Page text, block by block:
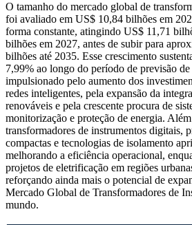
O tamanho do mercado global de
foi avaliado em US$ 10,84 bilhões em
forma constante, atingindo US$ 11,71
bilhões em 2027, antes de subir para
bilhões até 2035. Esse crescimento
7,99% ao longo do período de previsão
impulsionado pelo aumento dos
redes inteligentes, pela expansão da
renováveis e pela crescente procura de
monitorização e proteção de energia.
transformadores de instrumentos digitais,
compactas e tecnologias de isolamento
melhorando a eficiência operacional,
projetos de eletrificação em regiões
reforçando ainda mais o potencial de
Mercado Global de Transformadores de
mundo.